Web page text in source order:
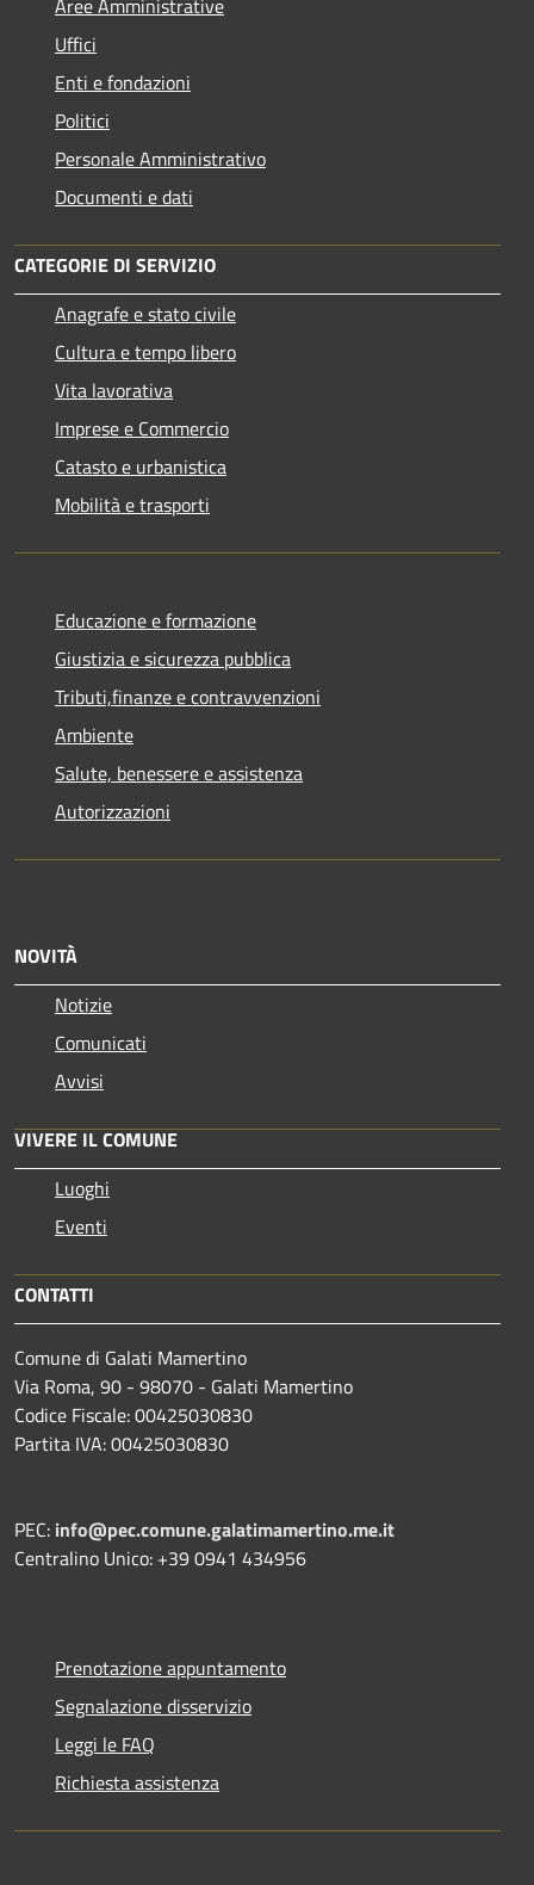
Uffici
Enti e fondazioni
Politici
Personale Amministrativo
Documenti e dati
CATEGORIE DI SERVIZIO
Anagrafe e stato civile
Cultura e tempo libero
Vita lavorativa
Imprese e Commercio
Catasto e urbanistica
Mobilità e trasporti
Educazione e formazione
Giustizia e sicurezza pubblica
Tributi,finanze e contravvenzioni
Ambiente
Salute, benessere e assistenza
Autorizzazioni
NOVITÀ
Notizie
Comunicati
Avvisi
VIVERE IL COMUNE
Luoghi
Eventi
CONTATTI
Comune di Galati Mamertino
Via Roma, 90 - 98070 - Galati Mamertino
Codice Fiscale: 00425030830
Partita IVA: 00425030830
PEC: info@pec.comune.galatimamertino.me.it
Centralino Unico: +39 0941 434956
Prenotazione appuntamento
Segnalazione disservizio
Leggi le FAQ
Richiesta assistenza